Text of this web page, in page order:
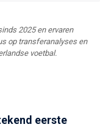
2025 en ervaren
op transferanalyses en
voetbal.
eerste